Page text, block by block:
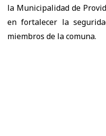
la Municipalidad de
en fortalecer la
miembros de la comuna.